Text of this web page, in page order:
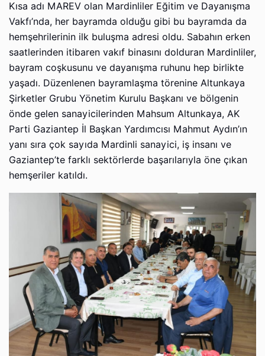
Kısa adı MAREV olan Mardinliler Eğitim ve Dayanışma
Vakfı’nda, her bayramda olduğu gibi bu bayramda da
hemşehrilerinin ilk buluşma adresi oldu. Sabahın erken
saatlerinden itibaren vakıf binasını dolduran Mardinliler,
bayram coşkusunu ve dayanışma ruhunu hep birlikte
yaşadı. Düzenlenen bayramlaşma törenine Altunkaya
Şirketler Grubu Yönetim Kurulu Başkanı ve bölgenin
önde gelen sanayicilerinden Mahsum Altunkaya, AK
Parti Gaziantep İl Başkan Yardımcısı Mahmut Aydın’ın
yanı sıra çok sayıda Mardinli sanayici, iş insanı ve
Gaziantep’te farklı sektörlerde başarılarıyla öne çıkan
hemşeriler katıldı.